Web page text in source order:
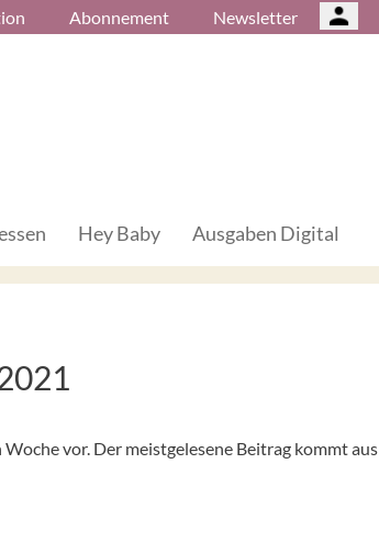
Abonnement Newsletter
Hey Baby Ausgaben Digital
vor. Der meistgelesene Beitrag kommt aus